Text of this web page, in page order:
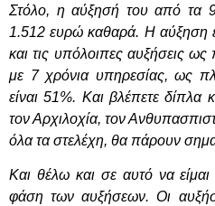
Στόλο, η αύξησή του από τα
1.512 ευρώ καθαρά. Η αύξηση
και τις υπόλοιπες αυξήσεις
με 7 χρόνια υπηρεσίας, ως
είναι 51%. Και βλέπετε
τον Αρχιλοχία, τον
όλα τα στελέχη, θα πάρουν
Και θέλω και σε αυτό να
φάση των αυξήσεων. Οι